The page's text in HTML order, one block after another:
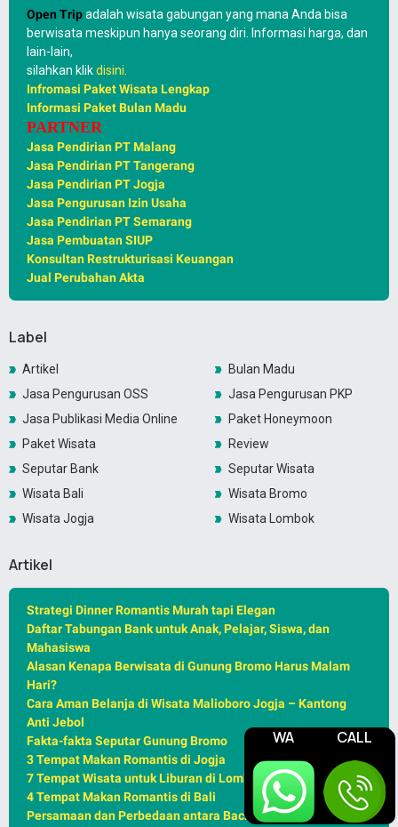
WA CALL
Open Tripadalah wisata gabungan yang mana Anda bisa
berwisata meskipun hanya seorang diri. Informasi harga, dan
lain-lain,
silahkan klikdisini.
Infromasi Paket Wisata Lengkap
Informasi Paket Bulan Madu
PARTNER
Jasa Pendirian PT Malang
Jasa Pendirian PT Tangerang
Jasa Pendirian PT Jogja
Jasa Pengurusan Izin Usaha
Jasa Pendirian PT Semarang
Jasa Pembuatan SIUP
Konsultan Restrukturisasi Keuangan
Jual Perubahan Akta
Label
Artikel
Bulan Madu
Jasa Pengurusan OSS
Jasa Pengurusan PKP
Jasa Publikasi Media Online
Paket Honeymoon
Paket Wisata
Review
Seputar Bank
Seputar Wisata
Wisata Bali
Wisata Bromo
Wisata Jogja
Wisata Lombok
Artikel
Strategi Dinner Romantis Murah tapi Elegan
Daftar Tabungan Bank untuk Anak, Pelajar, Siswa, dan
Mahasiswa
Alasan Kenapa Berwisata di Gunung Bromo Harus Malam
Hari?
Cara Aman Belanja di Wisata Malioboro Jogja – Kantong
Anti Jebol
Fakta-fakta Seputar Gunung Bromo
3 Tempat Makan Romantis di Jogja
7 Tempat Wisata untuk Liburan di Lombok
4 Tempat Makan Romantis di Bali
Persamaan dan Perbedaan antara Backpacker, Traveller,